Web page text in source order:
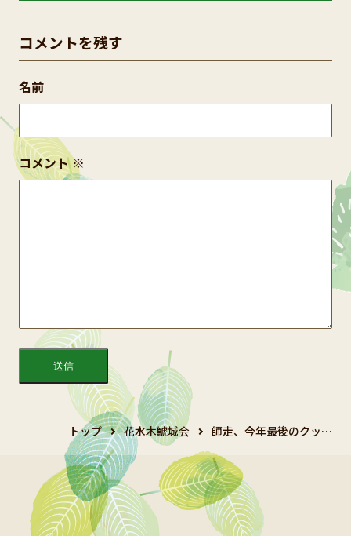
コメントを残す
コメント※
名前
トップ 花水木鯱城会 師走、今年最後のクッ…